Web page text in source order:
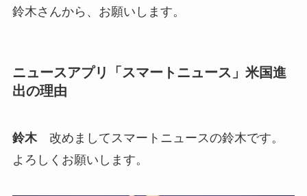
鈴木さんから、お願いします。
ニュースアプリ「スマートニュース」米国進
出の理由
鈴木改めましてスマートニュースの鈴木です。
よろしくお願いします。